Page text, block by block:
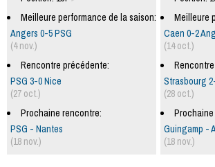
Meilleure
Caen 0-2
(14 oct.)
Strasbourg
(28 oct.)
Guingamp -
(18 nov.)
Meilleure performance de la saison:
Angers 0-5 PSG
(4 nov.)
Rencontre précédente:
PSG 3-0 Nice
(27 oct.)
Prochaine rencontre:
PSG - Nantes
(18 nov.)